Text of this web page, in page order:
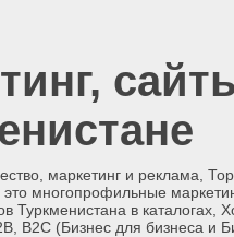
маркетинг и реклама,
многопрофильные
Туркменистана в
B2C (Бизнес для